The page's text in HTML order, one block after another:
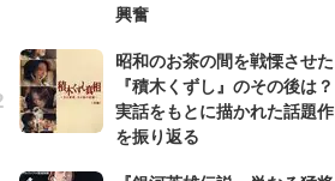
興奮
昭和のお茶の間を戦慄させた
『積木くずし』のその後は？
実話をもとに描かれた話題作
を振り返る